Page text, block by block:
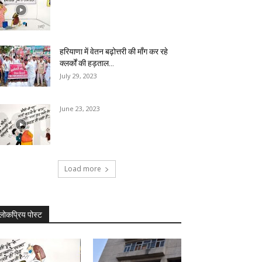
हरियाणा में वेतन बढ़ोत्तरी की माँग कर रहे
क्लर्कों की हड़ताल...
July 29, 2023
June 23, 2023
Load more
पोस्ट